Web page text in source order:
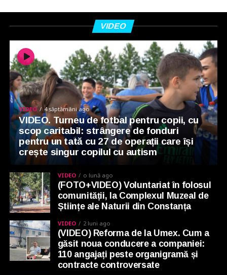
VIDEO
VIDEO 4 săptămâni ago
VIDEO. Turneu de fotbal pentru copii, cu
scop caritabil: strângere de fonduri
pentru un tată cu 27 de operații care își
crește singur copilul cu autism
VIDEO o lună ago
(FOTO+VIDEO) Voluntariat în folosul
comunității, la Complexul Muzeal de
Științe ale Naturii din Constanța
VIDEO 2 luni ago
(VIDEO) Reforma de la Umex. Cum a
găsit noua conducere a companiei:
110 angajați peste organigramă și
contracte controversate